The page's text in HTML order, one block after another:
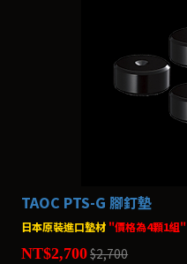
TAOC PTS-G 腳釘墊
日本原裝進口墊材 "價格為4顆1組"
NT$2,700$2,700